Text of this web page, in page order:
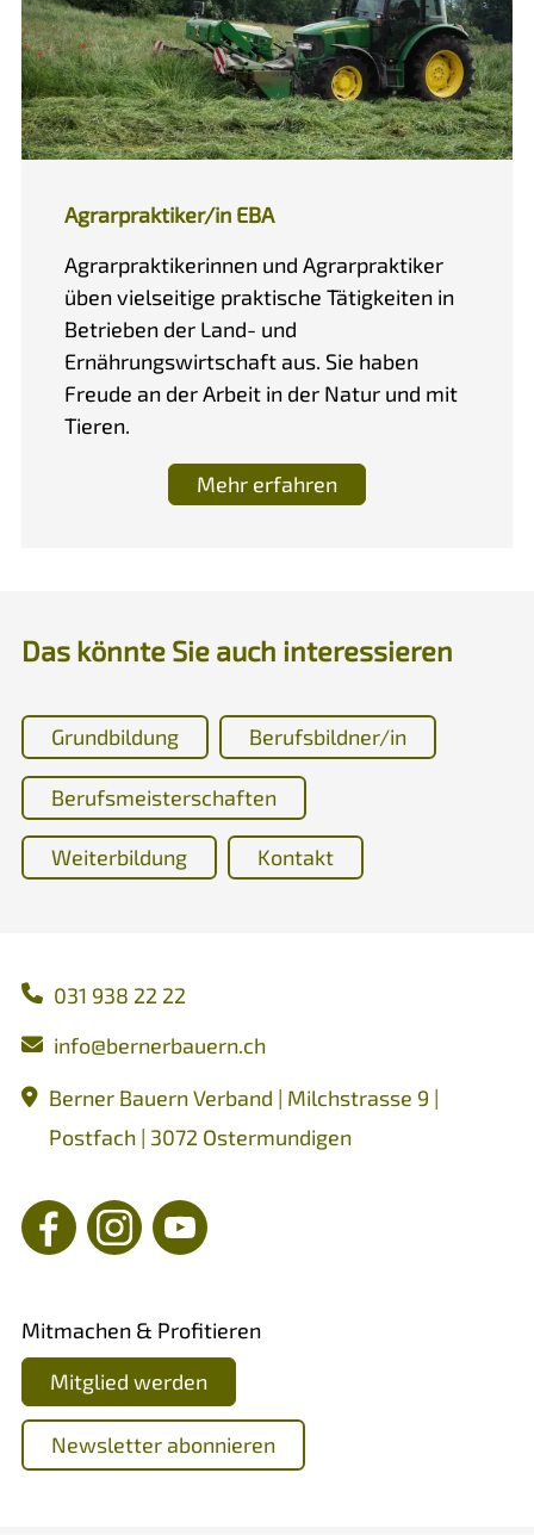
Agrarpraktiker/in EBA
Agrarpraktikerinnen und Agrarpraktiker
üben vielseitige praktische Tätigkeiten in
Betrieben der Land- und
Ernährungswirtschaft aus. Sie haben
Freude an der Arbeit in der Natur und mit
Tieren.
Mehr erfahren
Das könnte Sie auch interessieren
Grundbildung Berufsbildner/in
Berufsmeisterschaften
Weiterbildung Kontakt
031 938 22 22
nf
b rn rb rn ch
Berner Bauern Verband | Milchstrasse 9 |
Postfach | 3072 Ostermundigen
Mitmachen & Profitieren
Mitglied werden
Newsletter abonnieren